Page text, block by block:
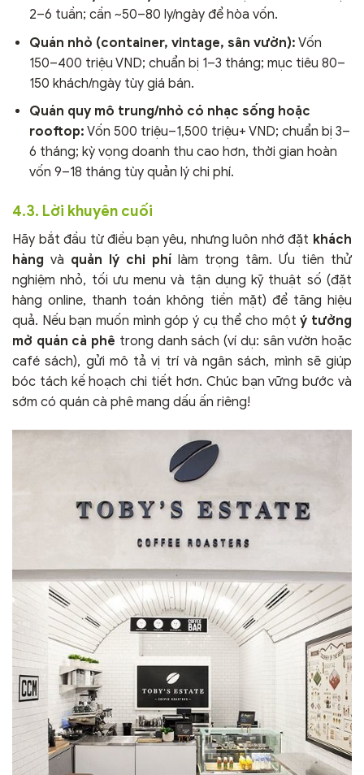
2–6 tuần; cần ~50–80 ly/ngày để hòa vốn.
Quán nhỏ (container, vintage, sân vườn): Vốn
150–400 triệu VND; chuẩn bị 1–3 tháng; mục tiêu 80–
150 khách/ngày tùy giá bán.
Quán quy mô trung/nhỏ có nhạc sống hoặc
rooftop: Vốn 500 triệu–1,500 triệu+ VND; chuẩn bị 3–
6 tháng; kỳ vọng doanh thu cao hơn, thời gian hoàn
vốn 9–18 tháng tùy quản lý chi phí.
4.3. Lời khuyên cuối
Hãy bắt đầu từ điều bạn yêu, nhưng luôn nhớ đặt khách
hàng và quản lý chi phí làm trọng tâm. Ưu tiên thử
nghiệm nhỏ, tối ưu menu và tận dụng kỹ thuật số (đặt
hàng online, thanh toán không tiền mặt) để tăng hiệu
quả. Nếu bạn muốn mình góp ý cụ thể cho mộtý tưởng
mở quán cà phê trong danh sách (ví dụ: sân vườn hoặc
café sách), gửi mô tả vị trí và ngân sách, mình sẽ giúp
bóc tách kế hoạch chi tiết hơn. Chúc bạn vững bước và
sớm có quán cà phê mang dấu ấn riêng!